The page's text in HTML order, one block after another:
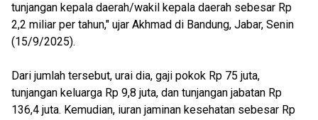
tunjangan kepala daerah/wakil kepala daerah sebesar Rp
2,2 miliar per tahun," ujar Akhmad di Bandung, Jabar, Senin
(15/9/2025).
Dari jumlah tersebut, urai dia, gaji pokok Rp 75 juta,
tunjangan keluarga Rp 9,8 juta, dan tunjangan jabatan Rp
136,4 juta. Kemudian, iuran jaminan kesehatan sebesar Rp